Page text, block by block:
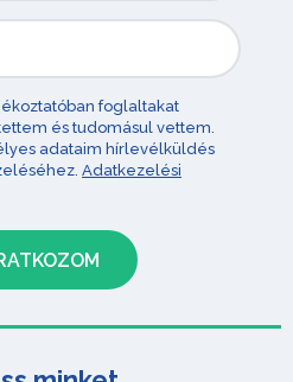
foglaltakat
és tudomásul vettem.
adataim hírlevélküldés
Adatkezelési